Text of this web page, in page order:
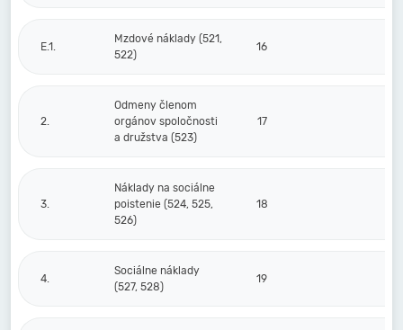
E.1.
Mzdové náklady (521,
522)
16
2.
Odmeny členom
orgánov spoločnosti
a družstva (523)
17
3.
Náklady na sociálne
poistenie (524, 525,
526)
18
4.
Sociálne náklady
(527, 528)
19